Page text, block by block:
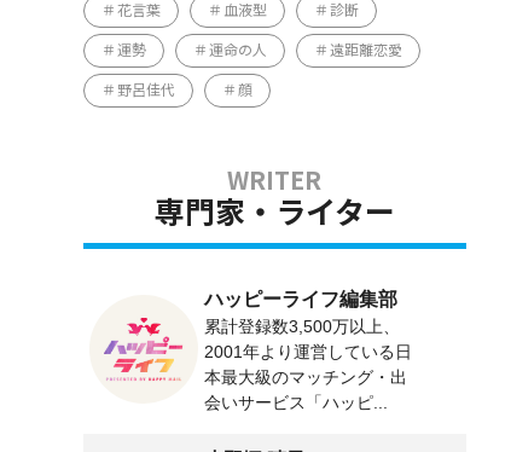
花言葉 血液型 診断
運勢 運命の人 遠距離恋愛
野呂佳代 顔
専門家・ライター
ハッピーライフ編集部
累計登録数3,500万以上、
2001年より運営している日
本最大級のマッチング・出
会いサービス「ハッピ...